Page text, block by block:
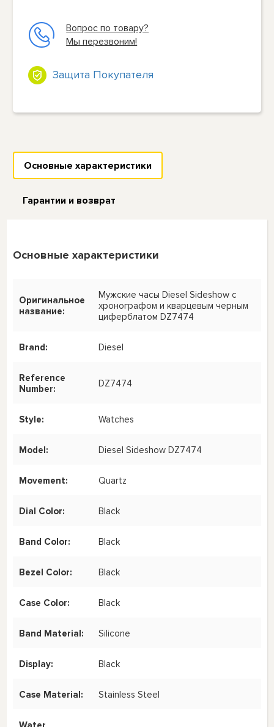
Вопрос по товару?
Мы перезвоним!
Защита Покупателя
Основные характеристики
Гарантии и возврат
Основные характеристики
Оригинальное
название:
Мужские часы Diesel Sideshow с
хронографом и кварцевым черным
циферблатом DZ7474
Brand: Diesel
Reference
Number:
DZ7474
Style: Watches
Model: Diesel Sideshow DZ7474
Movement: Quartz
Dial Color: Black
Band Color: Black
Bezel Color: Black
Case Color: Black
Band Material: Silicone
Display: Black
Case Material: Stainless Steel